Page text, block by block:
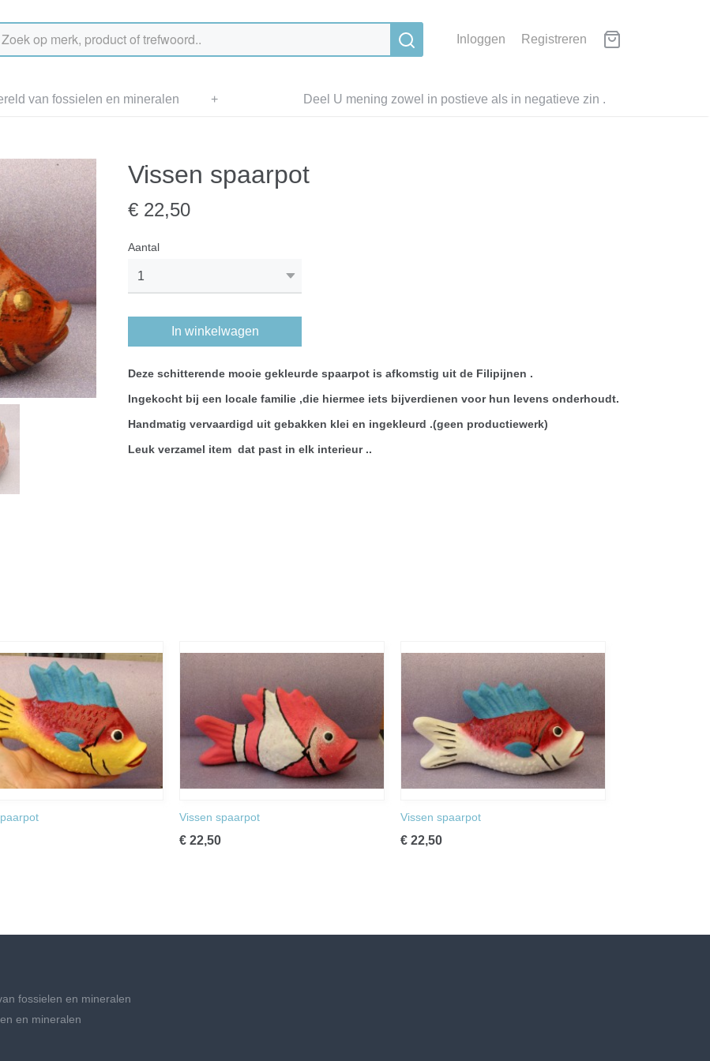
Inloggen Registreren
Deel U mening zowel in postieve als in negatieve zin .
van fossielen en mineralen +
Vissen spaarpot
€ 22,50
Aantal
In winkelwagen
Deze schitterende mooie gekleurde spaarpot is afkomstig uit de Filipijnen .
Ingekocht bij een locale familie ,die hiermee iets bijverdienen voor hun levens onderhoudt.
Handmatig vervaardigd uit gebakken klei en ingekleurd .(geen productiewerk)
Leuk verzamel item dat past in elk interieur ..
Vissen spaarpot
€ 22,50
Vissen spaarpot
€ 22,50
fossielen en mineralen
en mineralen